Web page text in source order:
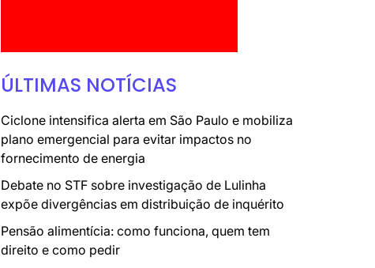
ÚLTIMAS NOTÍCIAS
Ciclone intensifica alerta em São Paulo e mobiliza
plano emergencial para evitar impactos no
fornecimento de energia
Debate no STF sobre investigação de Lulinha
expõe divergências em distribuição de inquérito
Pensão alimentícia: como funciona, quem tem
direito e como pedir